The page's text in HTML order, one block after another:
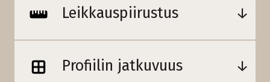
Leikkauspiirustus
Profiilin jatkuvuus